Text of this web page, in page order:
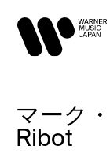
マーク
Ribot